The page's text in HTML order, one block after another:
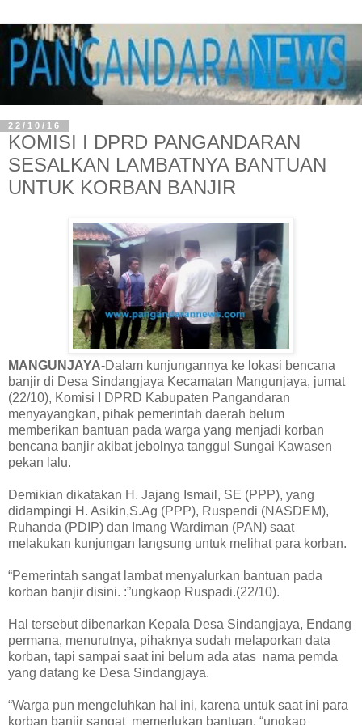
22/10/16
KOMISI I DPRD PANGANDARAN
SESALKAN LAMBATNYA BANTUAN
UNTUK KORBAN BANJIR
MANGUNJAYA-Dalam kunjungannya ke lokasi bencana
banjir di Desa Sindangjaya Kecamatan Mangunjaya, jumat
(22/10), Komisi I DPRD Kabupaten Pangandaran
menyayangkan, pihak pemerintah daerah belum
memberikan bantuan pada warga yang menjadi korban
bencana banjir akibat jebolnya tanggul Sungai Kawasen
pekan lalu.
Demikian dikatakan H. Jajang Ismail, SE (PPP), yang
didampingi H. Asikin,S.Ag (PPP), Ruspendi (NASDEM),
Ruhanda (PDIP) dan Imang Wardiman (PAN) saat
melakukan kunjungan langsung untuk melihat para korban.
“Pemerintah sangat lambat menyalurkan bantuan pada
korban banjir disini. :”ungkaop Ruspadi.(22/10).
Hal tersebut dibenarkan Kepala Desa Sindangjaya, Endang
permana, menurutnya, pihaknya sudah melaporkan data
korban, tapi sampai saat ini belum ada atas nama pemda
yang datang ke Desa Sindangjaya.
“Warga pun mengeluhkan hal ini, karena untuk saat ini para
korban banjir sangat memerlukan bantuan. “ungkap